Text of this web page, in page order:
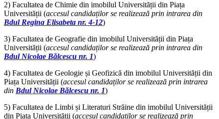
2) Facultatea de Chimie din imobilul Universității din Piața
Universității (accesul candidaților se realizează prin intrarea din
Bdul Regina Elisabeta nr. 4-12)
3) Facultatea de Geografie din imobilul Universității din Piața
Universității (accesul candidaților se realizează prin intrarea din
Bdul Nicolae Bălcescu nr. 1)
4) Facultatea de Geologie și Geofizică din imobilul Universității din
Piața Universității (accesul candidaților se realizează prin intrarea
din Bdul Nicolae Bălcescu nr. 1)
5) Facultatea de Limbi și Literaturi Străine din imobilul Universității
din Piața Universității (accesul candidaților se realizează prin